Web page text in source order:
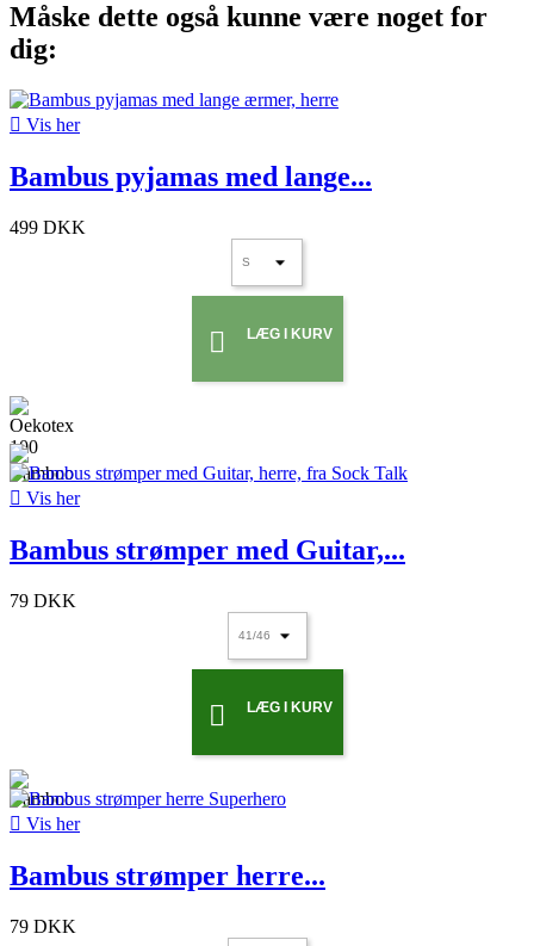
Måske dette også kunne være noget for
dig:
 Vis her
Bambus pyjamas med lange...
499 DKK
 LÆG I KURV
 Vis her
Bambus strømper med Guitar,...
79 DKK
 LÆG I KURV
 Vis her
Bambus strømper herre...
79 DKK